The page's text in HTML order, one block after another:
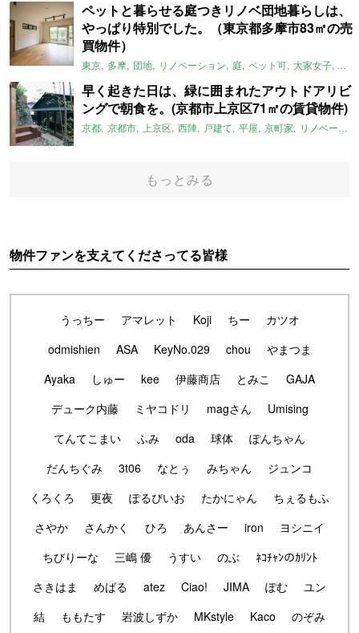
ペットと暮らせる庭つきリノベ団地暮らしは、
やっぱり特別でした。（東京都多摩市83㎡の売
買物件）
東京 多摩 団地 リノベーション 庭 ペット可 大家女子 団
早く起きた日は、緑に囲まれたアウトドアリビ
ングで朝食を。(京都市上京区71㎡の賃貸物件)
京都 京都市 上京区 西陣 戸建て 平屋 京町家 リノベーション
もっとみる
物件ファンを支えてくださってる皆様
うっちー アマレット Koji ちー
カツオ
odmishien
ASA KeyNo.029 chou
やまつま
Ayaka
しゅー kee 伊藤商店 とみこ
GAJA
デューク内藤
ミヤコドリ magさん
Umising
てんてこまい
ふみ oda 球体
ぽんちゃん
だんちぐみ
3t06 なとぅ みちゃん
ジュンコ
くろくろ
更夜 ぽるぴいお たかにゃん
ちぇるもふ
さやか
さんかく ひろ あんさー iron
ヨシニイ
ちびりーな
三嶋 優 うすい のぶ
ﾈｺﾁｬﾝのｶﾘﾝﾄ
さきはま
めばる atez Ciao! JIMA ぽむ
ユン
結
ももたす 岩波しずか MKstyle Kaco
のぞみ